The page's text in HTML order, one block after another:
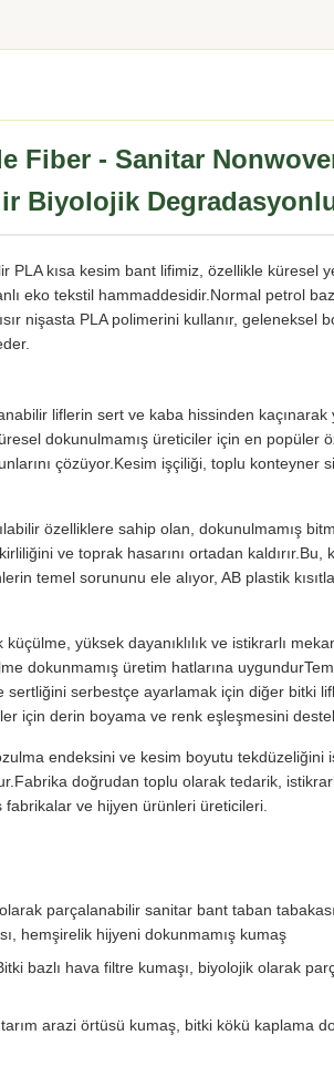
Fiber - Sanitar
Biyolojik
kısa kesim bant lifimiz, özellikle küresel
eko tekstil hammaddesidir.Normal petrol
nişasta PLA polimerini kullanır, geleneksel
liflerin sert ve kaba hissinden
dokunulmamış üreticiler için en popüler
çözüyor.Kesim işçiliği, toplu konteyner
özelliklere sahip olan, dokunulmamış
ve toprak hasarını ortadan
temel sorununu ele alıyor, AB plastik
yüksek dayanıklılık ve istikrarlı
dokunmamış üretim hatlarına
serbestçe ayarlamak için diğer bitki
için derin boyama ve renk eşleşmesini
endeksini ve kesim boyutu tekdüzeliğini
doğrudan toplu olarak tedarik,
ve hijyen ürünleri üreticileri.
parçalanabilir sanitar bant taban
hemşirelik hijyeni dokunmamış kumaş
bazlı hava filtre kumaşı, biyolojik olarak
arazi örtüsü kumaş, bitki kökü kaplama